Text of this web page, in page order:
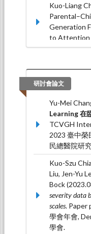
Kuo-Liang
Generation
to Attention
Population-
李仁佑、曾
*（2025.06
國統計學報
Association
Jen-Yu Lee,
媚), Kuang-
the Chinese
Yu-Mei
聖), Chun-
adaptive
efficacy and
研討會論文
Yu-Mei
Learning 在
TCVGH
2023 臺中
民總醫院研
Kuo-Szu
Liu, Jen-Yu
Bock
severity data
scales. Paper
學會年會,
學會.